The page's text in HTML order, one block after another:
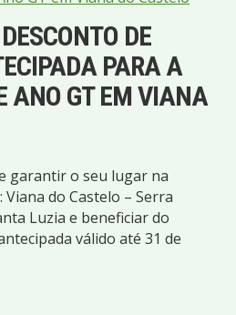
DE
PARA A
ANO GT EM VIANA
garantir o seu lugar na
Viana do Castelo – Serra
Luzia e beneficiar do
válido até 31 de